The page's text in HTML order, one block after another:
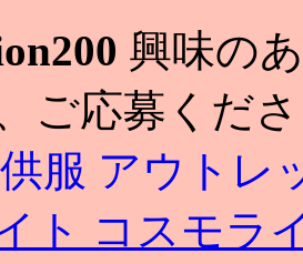
興味の
ご応募くだ
服 アウトレ
ト コスモラ